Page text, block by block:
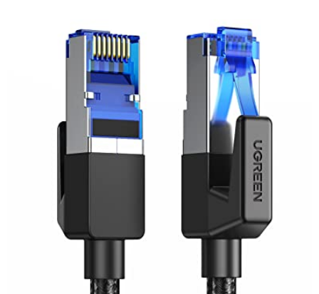
CompatibleMac, PC, routeurs et systèmes Windows
Conducteur en cuivre pur 32 AWG pour une transmission stable
Bande passante de 550 MHz
Rétrocompatible avec les réseaux Fast Ethernet et Gigabit
Contenu du Pack
Poids total : environ 90 g (0,198 kg par câble)
Optimisez votre réseau dès aujourd'hui
avec ce câble flexible,
performant et durable, conçu pour répondre à vos besoins